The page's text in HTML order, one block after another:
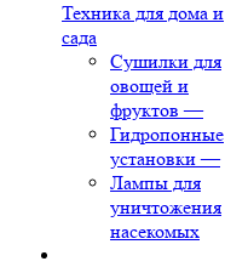
Техника для дома и
сада
Сушилки для
овощей и
фруктов —
Гидропонные
установки —
Лампы для
уничтожения
насекомых